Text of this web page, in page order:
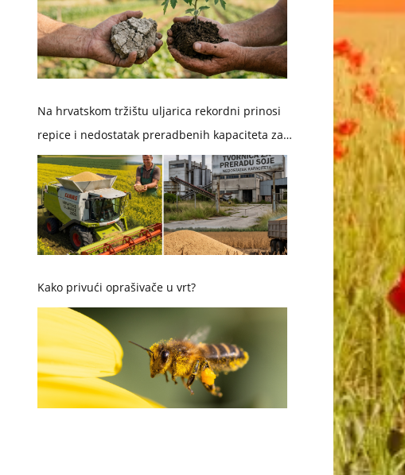
Na hrvatskom tržištu uljarica rekordni prinosi
repice i nedostatak preradbenih kapaciteta za
soju
Kako privući oprašivače u vrt?